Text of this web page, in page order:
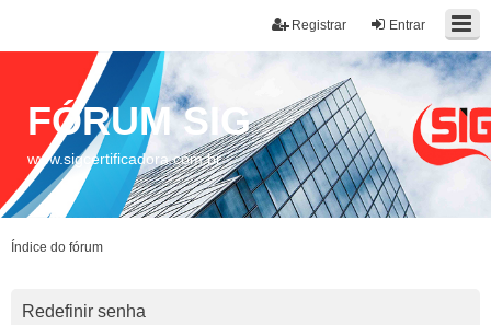
Entrar
Registrar
FÓRUM SIG
www.sigcertificadora.com.br
Índice do fórum
Redefinir senha